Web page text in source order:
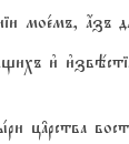
мое1мъ, ѓзъ
и3
ц†рства